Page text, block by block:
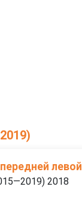
левой
2018